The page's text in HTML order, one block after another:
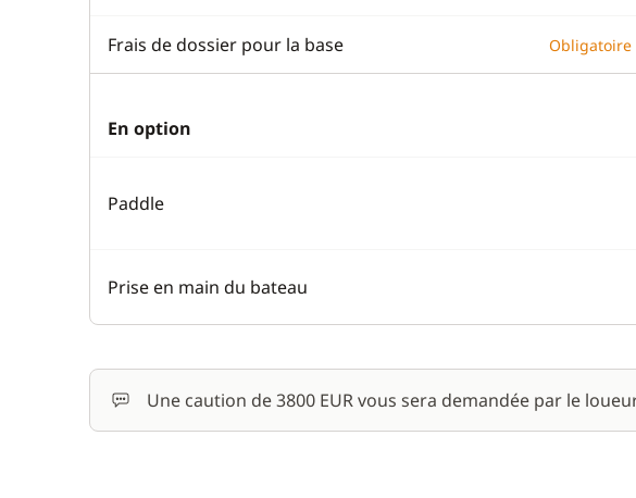
Frais de dossier pour la base Obligatoire
En option
Paddle
Prise en main du bateau
Une caution de 3800 EUR vous sera demandée par le